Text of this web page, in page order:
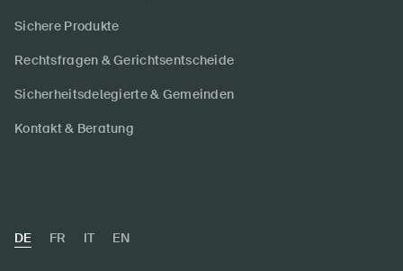
Sichere Produkte
Rechtsfragen & Gerichtsentscheide
Sicherheitsdelegierte & Gemeinden
Kontakt & Beratung
DE FR IT EN